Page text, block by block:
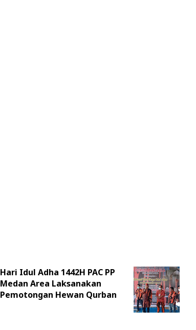
Hari Idul Adha 1442H PAC PP
Medan Area Laksanakan
Pemotongan Hewan Qurban